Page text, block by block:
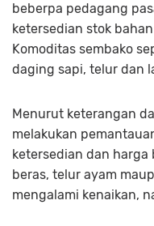
beberpa pedagang
ketersedian stok
Komoditas sembako
daging sapi, telur dan
Menurut keterangan
melakukan
ketersedian dan harga
beras, telur ayam
mengalami kenaikan,